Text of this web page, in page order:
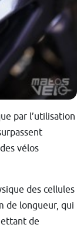
par l’utilisation
vélos
des cellules
de longueur, qui
de